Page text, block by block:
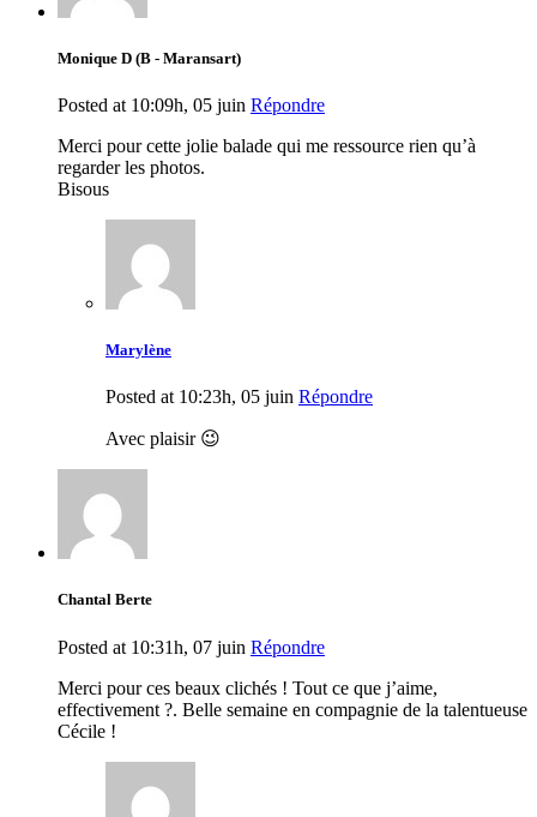
Monique D (B - Maransart)
Posted at 10:09h, 05 juin Répondre
Merci pour cette jolie balade qui me ressource rien qu’à
regarder les photos.
Bisous
Marylène
Posted at 10:23h, 05 juin Répondre
Avec plaisir 😉
Chantal Berte
Posted at 10:31h, 07 juin Répondre
Merci pour ces beaux clichés ! Tout ce que j’aime,
effectivement ?. Belle semaine en compagnie de la talentueuse
Cécile !